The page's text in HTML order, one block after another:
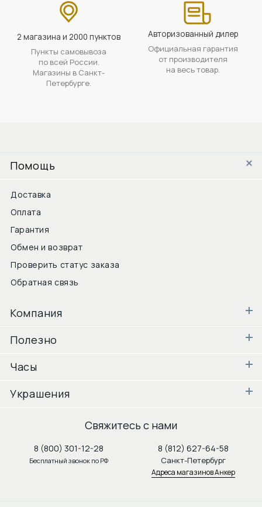
2 магазина и 2000 пунктов
Пункты самовывоза
по всей России.
Магазины в Санкт-
Петербурге.
Авторизованный дилер
Официальная гарантия
от производителя
на весь товар.
Помощь
Доставка
Оплата
Гарантия
Обмен и возврат
Проверить статус заказа
Обратная связь
Компания
Полезно
Часы
Украшения
Свяжитесь с нами
8 (800) 301-12-28
Бесплатный звонок по РФ
8 (812) 627-64-58
Санкт-Петербург
Адреса магазинов Анкер